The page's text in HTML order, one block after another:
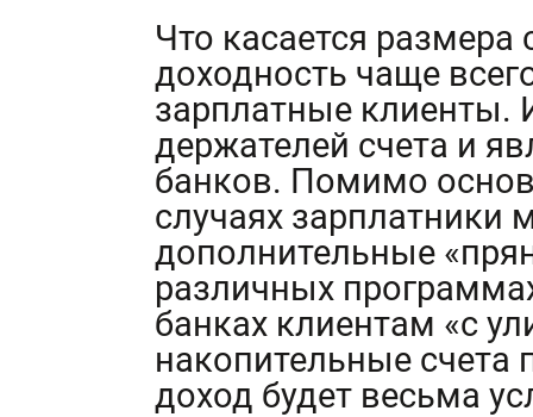
Что касается
доходность чаще
зарплатные клиенты.
держателей счета и
банков. Помимо
случаях зарплатники
дополнительные
различных
банках клиентам «с
накопительные счета
доход будет весьма